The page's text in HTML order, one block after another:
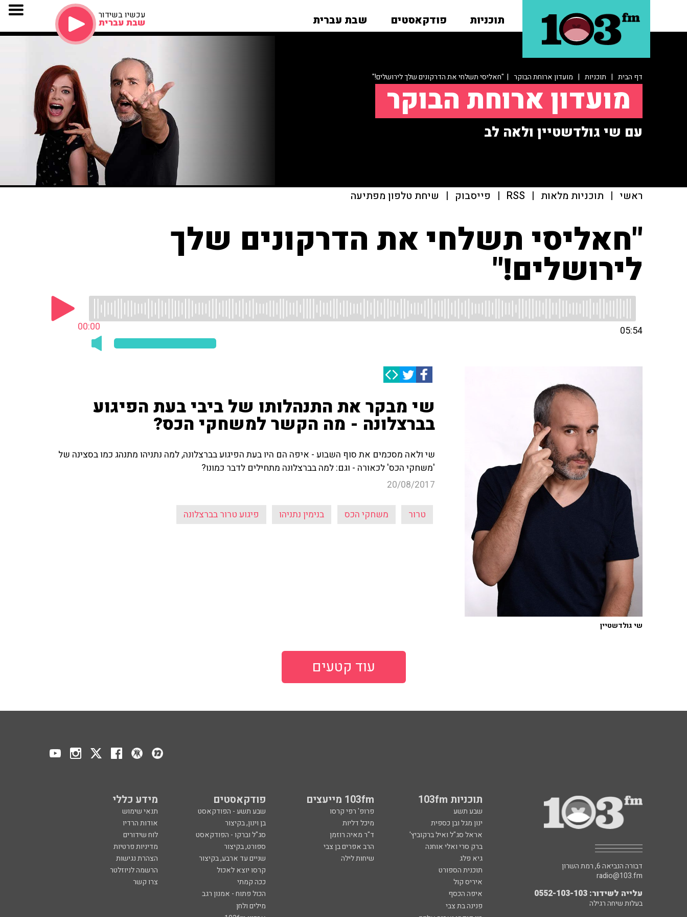
תוכניות פודקאסטים שבת עברית עכשיו בשידור
שבת עברית
דף הבית | תוכניות | מועדון ארוחת הבוקר | "חאליסי תשלחי את הדרקונים שלך לירושלים!"
מועדון ארוחת הבוקר
עם שי גולדשטיין ולאה לב
ראשי | תוכניות מלאות |
RSS
| פייסבוק | שיחת טלפון מפתיעה
"חאליסי תשלחי את הדרקונים שלך
לירושלים!"
00:00 05:54
שי מבקר את התנהלותו של ביבי בעת הפיגוע
בברצלונה - מה הקשר למשחקי הכס?
שי ולאה מסכמים את סוף השבוע - איפה הם היו בעת הפיגוע בברצלונה, למה נתניהו מתנהג כמו בסצינה של
'משחקי הכס' לכאורה - וגם: למה בברצלונה מתחילים לדבר כמונו?
20/08/2017
טרור משחקי הכס בנימין נתניהו פיגוע טרור בברצלונה
שי גולדשטיין
עוד קטעים
תוכניות 103fm 103fm מייעצים פודקאסטים מידע כללי
שבע תשע פרופ' רפי קרסו שבע תשע - הפודקאסט
תנאי שימוש
ינון מגל ובן כספית
מיכל דליות בן וינון, בקיצור
אודות הרדיו
אראל סג"ל ואיל ברקוביץ'
ד"ר מאיה רוזמן סג"ל וברקו - הפודקאסט
לוח שידורים
ברק סרי ואלי אוחנה
הרב אפרים בן צבי ספורט, בקיצור
מדיניות פרטיות
גיא פלג
שיחות לילה שניים עד ארבע, בקיצור
הצהרת נגישות
תוכנית הספורט
קרסו יוצא לאכול
הרשמה לניוזלטר
איריס קול
ככה קמתי
צרו קשר
איפה הכסף
הכול פתוח - אמנון רגב
פנינה בת צבי
מילים ולחן
דבורה הנביאה 6, רמת השרון
radio@103.fm
עלייה לשידור: 0552-103-103
בעלות שיחה רגילה